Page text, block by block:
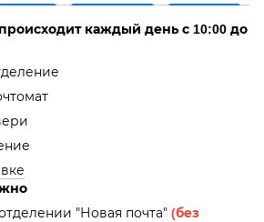
каждый день с 10:00 до
"Новая почта" (без